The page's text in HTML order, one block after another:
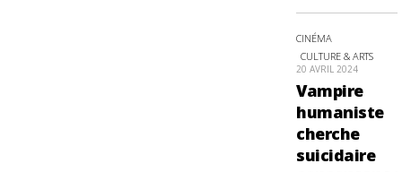
CINÉMA
CULTURE & ARTS
20 AVRIL 2024
Vampire
humaniste
cherche
suicidaire